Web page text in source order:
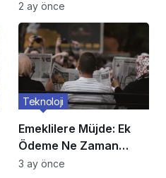
Belli Oldu
2 ay önce
Emeklilere Müjde: Ek
Ödeme Ne Zaman
Yatacak?
Teknoloji
3 ay önce